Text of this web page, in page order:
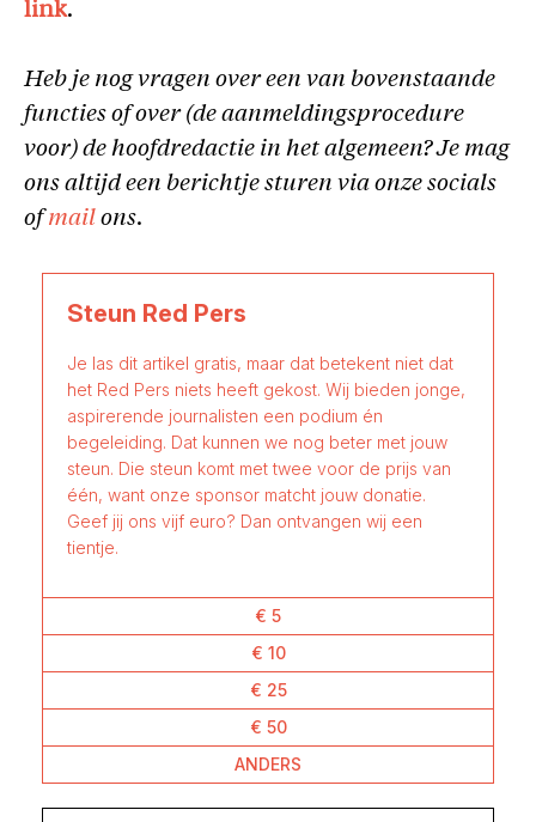
link.
Heb je nog vragen over een van bovenstaande
functies of over (de aanmeldingsprocedure
voor) de hoofdredactie in het algemeen? Je mag
ons altijd een berichtje sturen via onze socials
ofmail ons.
Steun Red Pers
Je las dit artikel gratis, maar dat betekent niet dat
het Red Pers niets heeft gekost. Wij bieden jonge,
aspirerende journalisten een podium én
begeleiding. Dat kunnen we nog beter met jouw
steun. Die steun komt met twee voor de prijs van
één, want onze sponsor matcht jouw donatie.
Geef jij ons vijf euro? Dan ontvangen wij een
tientje.
€ 5
€ 10
€ 25
€ 50
ANDERS